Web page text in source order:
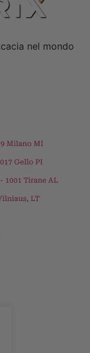
nel mondo
Milano MI
Gello PI
1001 Tirane AL
LT